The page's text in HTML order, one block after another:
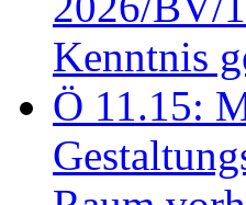
Kenntnis
Ö 11.15: